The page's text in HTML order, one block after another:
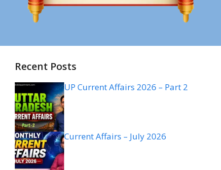
Recent Posts
UP Current Affairs 2026 – Part 2
Current Affairs – July 2026